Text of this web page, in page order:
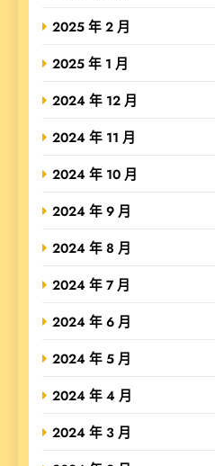
2025 年 2 月
2025 年 1 月
2024 年 12 月
2024 年 11 月
2024 年 10 月
2024 年 9 月
2024 年 8 月
2024 年 7 月
2024 年 6 月
2024 年 5 月
2024 年 4 月
2024 年 3 月